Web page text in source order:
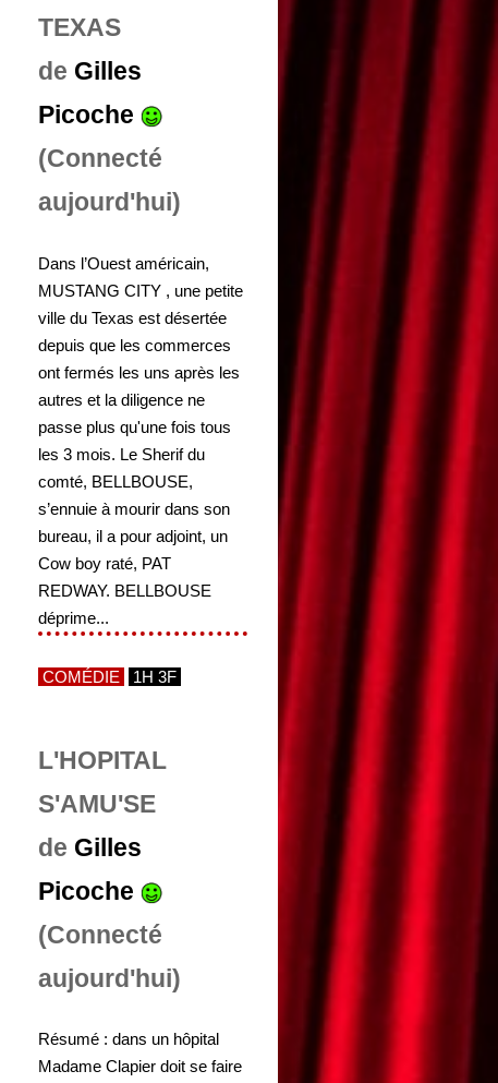
TEXAS
de Gilles
Picoche
(Connecté
aujourd'hui)
Dans l’Ouest américain,
MUSTANG CITY , une petite
ville du Texas est désertée
depuis que les commerces
ont fermés les uns après les
autres et la diligence ne
passe plus qu'une fois tous
les 3 mois. Le Sherif du
comté, BELLBOUSE,
s’ennuie à mourir dans son
bureau, il a pour adjoint, un
Cow boy raté, PAT
REDWAY. BELLBOUSE
déprime...
COMÉDIE 1H 3F
L'HOPITAL
S'AMU'SE
de Gilles
Picoche
(Connecté
aujourd'hui)
Résumé : dans un hôpital
Madame Clapier doit se faire